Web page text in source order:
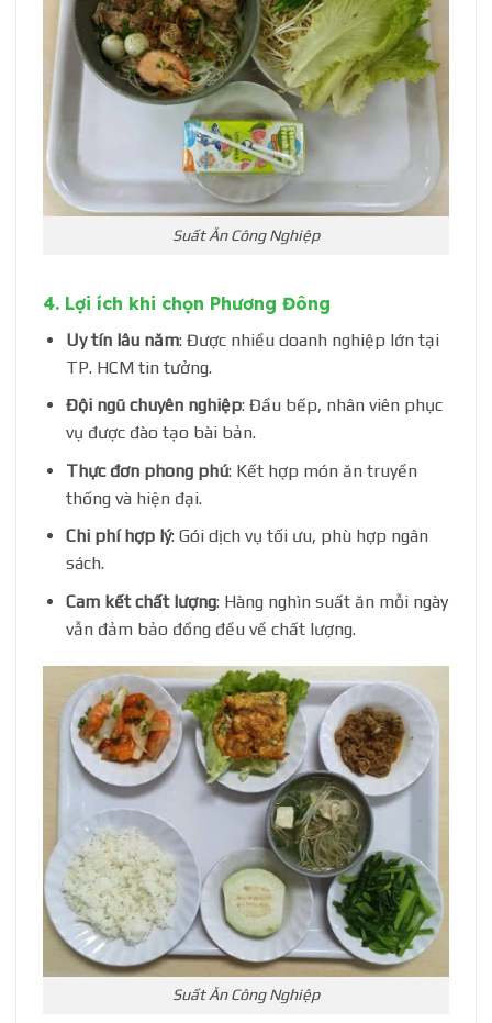
Suất Ăn Công Nghiệp
4. Lợi ích khi chọn Phương Đông
Uy tín lâu năm: Được nhiều doanh nghiệp lớn tại
TP. HCM tin tưởng.
Đội ngũ chuyên nghiệp: Đầu bếp, nhân viên phục
vụ được đào tạo bài bản.
Thực đơn phong phú: Kết hợp món ăn truyền
thống và hiện đại.
Chi phí hợp lý: Gói dịch vụ tối ưu, phù hợp ngân
sách.
Cam kết chất lượng: Hàng nghìn suất ăn mỗi ngày
vẫn đảm bảo đồng đều về chất lượng.
Suất Ăn Công Nghiệp